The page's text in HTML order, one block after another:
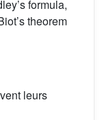
formula,
theorem
leurs